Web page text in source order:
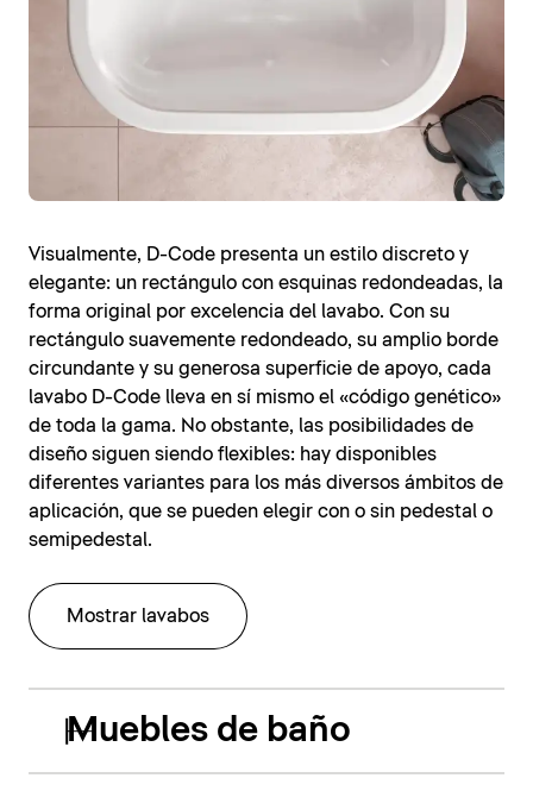
Visualmente, D-Code presenta un estilo discreto y
elegante: un rectángulo con esquinas redondeadas, la
forma original por excelencia del lavabo. Con su
rectángulo suavemente redondeado, su amplio borde
circundante y su generosa superficie de apoyo, cada
lavabo D-Code lleva en sí mismo el «código genético»
de toda la gama. No obstante, las posibilidades de
diseño siguen siendo flexibles: hay disponibles
diferentes variantes para los más diversos ámbitos de
aplicación, que se pueden elegir con o sin pedestal o
semipedestal.
Mostrar lavabos
Muebles de baño